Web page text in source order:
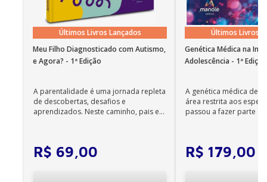
Últimos Livros Lançados
Meu Filho Diagnosticado com Autismo,
e Agora? - 1ª Edição
A parentalidade é uma jornada repleta
de descobertas, desafios e
aprendizados. Neste caminho, pais e
R$ 69,00
Últimos Livros
Genética Médica na
Adolescência - 1ª Edição
A genética médica
área restrita aos
passou a fazer parte
R$ 179,00